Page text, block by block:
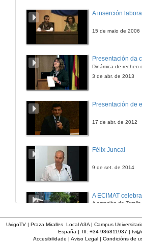
15 de maio de 2006
Presentación da
3 de abr. de 2013
17 de abr. de 2012
Félix Juncal
9 de set. de 2014
UvigoTV | Praza Miralles. Local A3A | Campus
España | Tlf: +34 986811937 |
Accesibilidade | Aviso Legal| Condicións de